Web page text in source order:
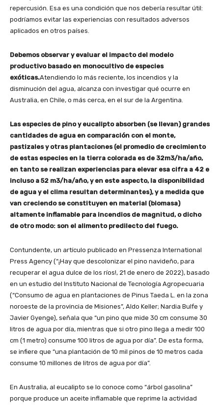
repercusión. Esa es una condición que nos debería resultar útil:
podríamos evitar las experiencias con resultados adversos
aplicados en otros países.
Debemos observar y evaluar el impacto del modelo
productivo basado en monocultivo de especies
exóticas.Atendiendo lo más reciente, los incendios y la
disminución del agua, alcanza con investigar qué ocurre en
Australia, en Chile, o más cerca, en el sur de la Argentina.
Las especies de pino y eucalipto absorben (se llevan) grandes
cantidades de agua en comparación con el monte,
pastizales y otras plantaciones (el promedio de crecimiento
de estas especies en la tierra colorada es de 32m3/ha/año,
en tanto se realizan experiencias para elevar esa cifra a 42 e
incluso a 52 m3/ha/año, y en este aspecto, la disponibilidad
de agua y el clima resultan determinantes), y a medida que
van creciendo se constituyen en material (biomasa)
altamente inflamable para incendios de magnitud, o dicho
de otro modo: son el alimento predilecto del fuego.
Contundente, un artículo publicado en Pressenza International
Press Agency (“¡Hay que descolonizar el pino navideño, para
recuperar el agua dulce de los ríos!, 21 de enero de 2022), basado
en un estudio del Instituto Nacional de Tecnología Agropecuaria
(“Consumo de agua en plantaciones de Pinus Taeda L. en la zona
noroeste de la provincia de Misiones”, Aldo Keller; Nardia Bulfe y
Javier Gyenge), señala que “un pino que mide 30 cm consume 30
litros de agua por día, mientras que si otro pino llega a medir 100
cm (1 metro) consume 100 litros de agua por día”. De esta forma,
se infiere que “una plantación de 10 mil pinos de 10 metros cada
consume 10 millones de litros de agua por día”.
En Australia, al eucalipto se lo conoce como “árbol gasolina”
porque produce un aceite inflamable que reprime la actividad